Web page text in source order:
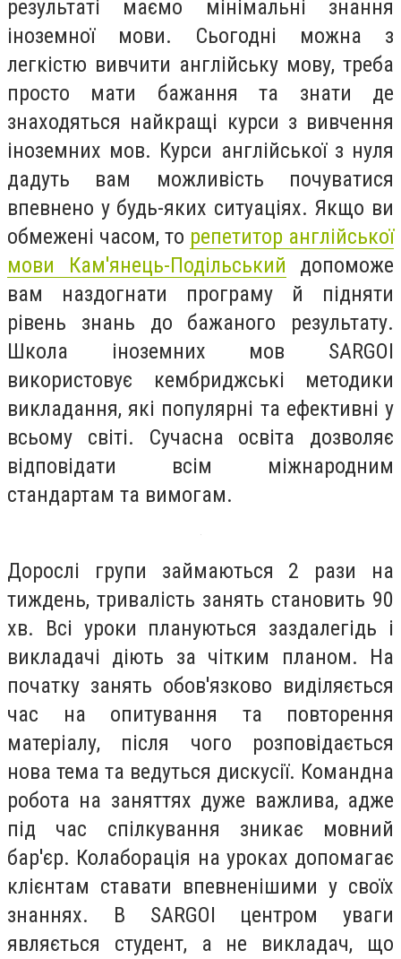
результаті маємо мінімальні знання
іноземної мови. Сьогодні можна з
легкістю вивчити англійську мову, треба
просто мати бажання та знати де
знаходяться найкращі курси з вивчення
іноземних мов. Курси англійської з нуля
дадуть вам можливість почуватися
впевнено у будь-яких ситуаціях. Якщо ви
обмежені часом, то репетитор англійської
мови Кам'янець-Подільський допоможе
вам наздогнати програму й підняти
рівень знань до бажаного результату.
Школа іноземних мов SARGOI
використовує кембриджські методики
викладання, які популярні та ефективні у
всьому світі. Сучасна освіта дозволяє
відповідати всім міжнародним
стандартам та вимогам.
Дорослі групи займаються 2 рази на
тиждень, тривалість занять становить 90
хв. Всі уроки плануються заздалегідь і
викладачі діють за чітким планом. На
початку занять обов'язково виділяється
час на опитування та повторення
матеріалу, після чого розповідається
нова тема та ведуться дискусії. Командна
робота на заняттях дуже важлива, адже
під час спілкування зникає мовний
бар'єр. Колаборація на уроках допомагає
клієнтам ставати впевненішими у своїх
знаннях. В SARGOI центром уваги
являється студент, а не викладач, що